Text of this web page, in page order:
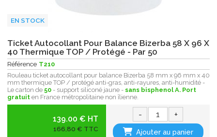
EN STOCK
Ticket Autocollant Pour Balance Bizerba 58 X 96 X
40 Thermique TOP / Protégé - Par 50
Référence T210
Rouleau ticket autocollant pour balance Bizerba 58 mm x 96 mm x 40
mm thermique TOP / protégé anti-gras, anti-rayures, anti-humidité -
Le carton de 50 - support siliconé jaune - sans bisphenol A. Port
gratuit en France métropolitaine non îlienne.
139.00 € HT
166,80 € TTC
- +
Ajouter au panier